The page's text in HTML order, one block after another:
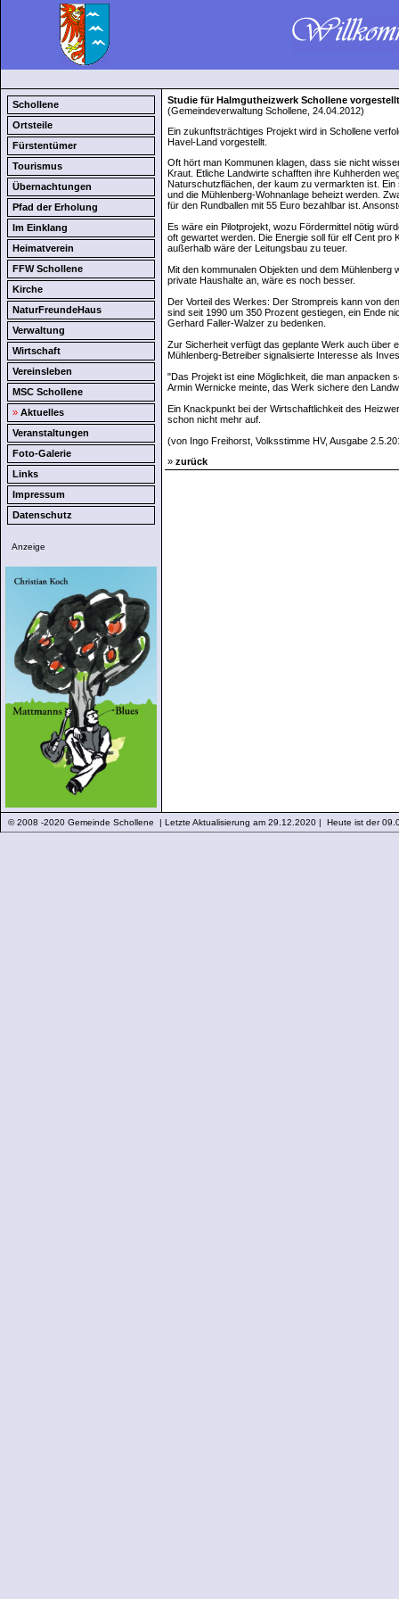
Schollene
Ortsteile
Fürstentümer
Tourismus
Übernachtungen
Pfad der Erholung
Im Einklang
Heimatverein
FFW Schollene
Kirche
NaturFreundeHaus
Verwaltung
Wirtschaft
Vereinsleben
MSC Schollene
» Aktuelles
Veranstaltungen
Foto-Galerie
Links
Impressum
Datenschutz
Anzeige
Studie für Halmgutheizwerk Schollene vorgestellt
(Gemeindeverwaltung Schollene, 24.04.2012)
Ein zukunftsträchtiges Projekt wird in Schollene
Havel-Land vorgestellt.
Oft hört man Kommunen klagen, dass sie nicht
Kraut. Etliche Landwirte schafften ihre Kuhherden
Naturschutzflächen, der kaum zu vermarkten ist.
und die Mühlenberg-Wohnanlage beheizt werden.
für den Rundballen mit 55 Euro bezahlbar ist.
Es wäre ein Pilotprojekt, wozu Fördermittel nötig
oft gewartet werden. Die Energie soll für elf Cent pro
außerhalb wäre der Leitungsbau zu teuer.
Mit den kommunalen Objekten und dem
private Haushalte an, wäre es noch besser.
Der Vorteil des Werkes: Der Strompreis kann von
sind seit 1990 um 350 Prozent gestiegen, ein Ende
Gerhard Faller-Walzer zu bedenken.
Zur Sicherheit verfügt das geplante Werk auch über
Mühlenberg-Betreiber signalisierte Interesse als
"Das Projekt ist eine Möglichkeit, die man anpacken
Armin Wernicke meinte, das Werk sichere den
Ein Knackpunkt bei der Wirtschaftlichkeit des
schon nicht mehr auf.
(von Ingo Freihorst, Volksstimme HV, Ausgabe
» zurück
© 2008 -2020 Gemeinde Schollene | Letzte Aktualisierung am 29.12.2020 | Heute ist der